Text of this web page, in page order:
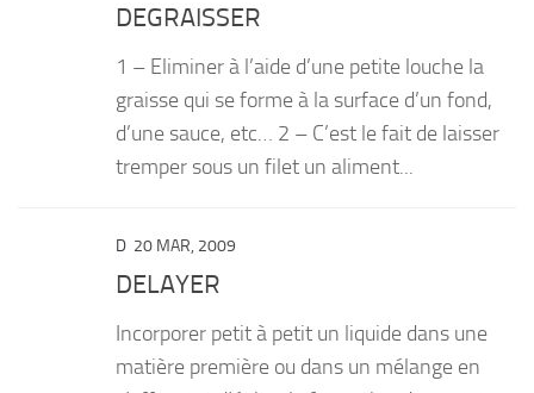
DessertsDEGRAISSER
1 – Eliminer à l’aide d’une petite louche la
graisse qui se forme à la surface d’un fond,
d’une sauce, etc… 2 – C’est le fait de laisser
tremper sous un filet un aliment...
D 20 MAR, 2009
DELAYER
Incorporer petit à petit un liquide dans une
matière première ou dans un mélange en